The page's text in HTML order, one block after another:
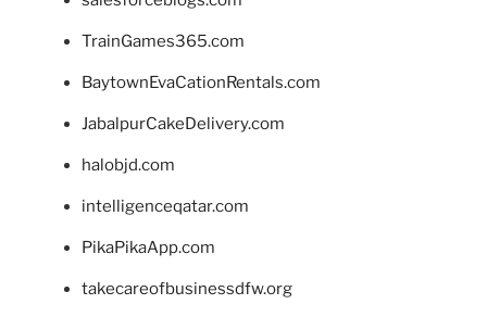
TrainGames365.com
BaytownEvaCationRentals.com
JabalpurCakeDelivery.com
halobjd.com
intelligenceqatar.com
PikaPikaApp.com
takecareofbusinessdfw.org